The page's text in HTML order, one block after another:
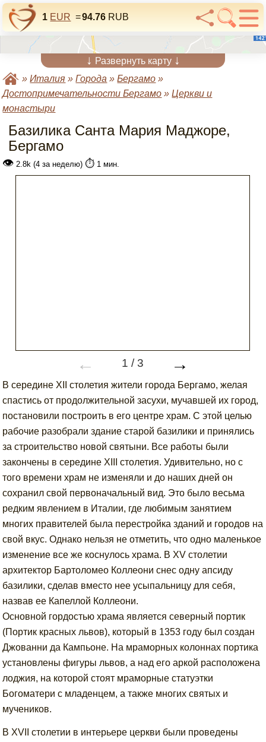
1 EUR =94.76 RUB
↓ Развернуть карту ↓
»Италия »Города »Бергамо »
Достопримечательности Бергамо »Церкви и
монастыри
Базилика Санта Мария Маджоре,
Бергамо
👁 2.8k (4 за неделю) ⏱️ 1 мин.
← 1 /3 →
В середине XII столетия жители города Бергамо, желая
спастись от продолжительной засухи, мучавшей их город,
постановили построить в его центре храм. С этой целью
рабочие разобрали здание старой базилики и принялись
за строительство новой святыни. Все работы были
закончены в середине XIII столетия. Удивительно, но с
того времени храм не изменяли и до наших дней он
сохранил свой первоначальный вид. Это было весьма
редким явлением в Италии, где любимым занятием
многих правителей была перестройка зданий и городов на
свой вкус. Однако нельзя не отметить, что одно маленькое
изменение все же коснулось храма. В XV столетии
архитектор Бартоломео Коллеони снес одну апсиду
базилики, сделав вместо нее усыпальницу для себя,
назвав ее Капеллой Коллеони.
Основной гордостью храма является северный портик
(Портик красных львов), который в 1353 году был создан
Джованни да Кампьоне. На мраморных колоннах портика
установлены фигуры львов, а над его аркой расположена
лоджия, на которой стоят мраморные статуэтки
Богоматери с младенцем, а также многих святых и
мучеников.
В XVII столетии в интерьере церкви были проведены